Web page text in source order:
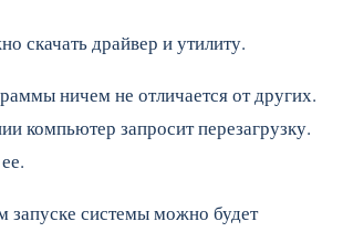
скачать драйвер и утилиту.
ничем не отличается от других.
компьютер запросит перезагрузку.
системы можно будет